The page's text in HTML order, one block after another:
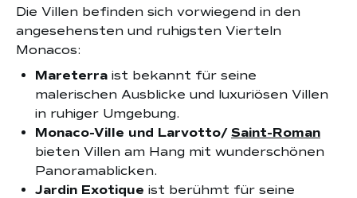
Die Villen befinden sich vorwiegend in den
angesehensten und ruhigsten Vierteln
Monacos:
Mareterra ist bekannt für seine
malerischen Ausblicke und luxuriösen Villen
in ruhiger Umgebung.
Monaco-Ville und Larvotto/ Saint-Roman
bieten Villen am Hang mit wunderschönen
Panoramablicken.
Jardin Exotique ist berühmt für seine